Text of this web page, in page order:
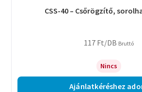
CSS-40 – Csőrögzítő,
117 Ft/DB Bruttó
Nincs
Ajánlatkéréshez